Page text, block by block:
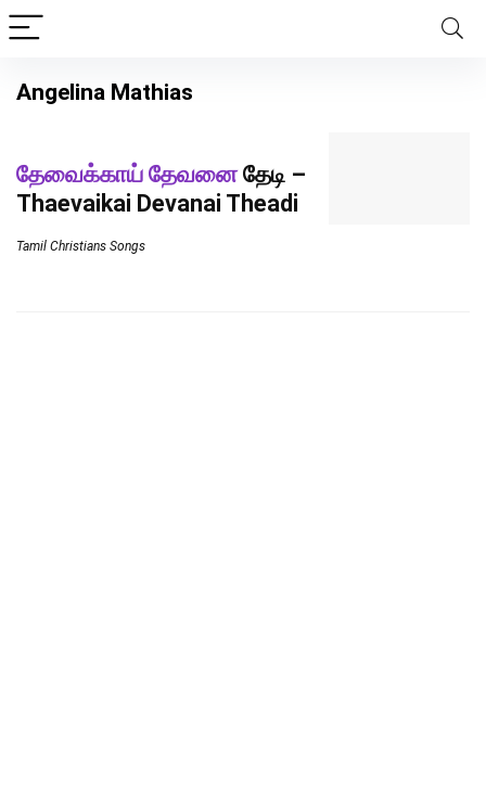
Angelina Mathias
தேவைக்காய் தேவனைதேடி –
Thaevaikai Devanai Theadi
Tamil Christians Songs